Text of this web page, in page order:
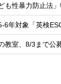
教室、8/3まで公